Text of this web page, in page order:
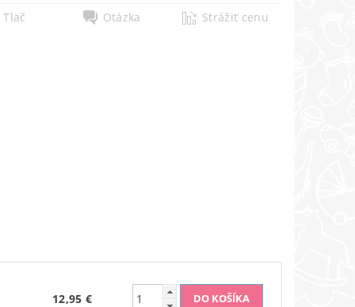
Tlač
Otázka Strážiť cenu
12,95 €